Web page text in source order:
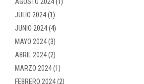
JULIO 2024(1)
JUNIO 2024(4)
MAYO 2024(3)
ABRIL 2024(2)
MARZO 2024(1)
FEBRERO 2024(2)